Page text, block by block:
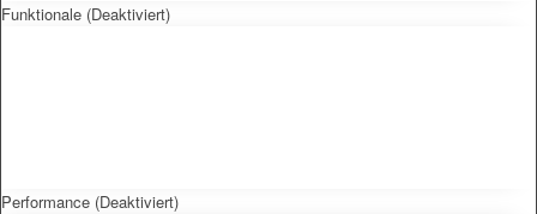
Funktionale (Deaktiviert)
Performance (Deaktiviert)